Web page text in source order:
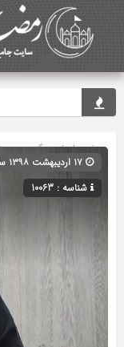
صفحه اصلی» گروه »
شناسه : 10063